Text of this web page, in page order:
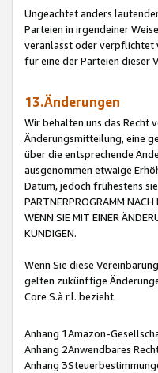
Ungeachtet anders
Parteien in irgendeiner
veranlasst oder verpflichtet
für eine der Parteien dieser
13.Änderungen
Wir behalten uns das Recht
Änderungsmitteilung, eine
über die entsprechende
ausgenommen etwaige
Datum, jedoch frühestens
PARTNERPROGRAMM
WENN SIE MIT EINER
KÜNDIGEN.
Wenn Sie diese
gelten zukünftige
Core S.à r.l. bezieht.
Anhang 1Amazon-
Anhang 2Anwendbares
Anhang